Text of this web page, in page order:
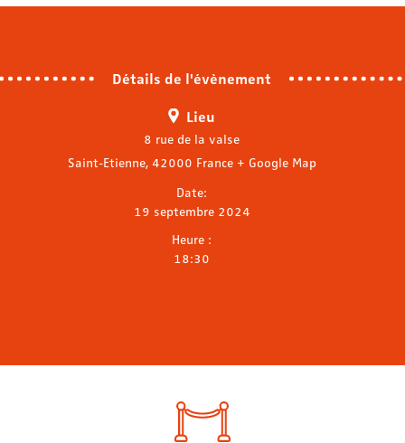
Détails de l'évènement
Lieu
8 rue de la valse
Saint-Etienne, 42000 France + Google Map
Date:
19 septembre 2024
Heure :
18:30